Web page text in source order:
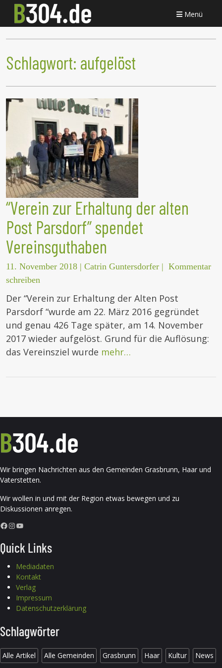
Menü
Schlagwort: aufgelöst
“Verein zur Erhaltung der alten
Post Parsdorf” spendet
Vereinsguthaben
11. November 2018 | Catrin Guntersdorfer | Kommentar
schreiben
Der “Verein zur Erhaltung der Alten Post
Parsdorf “wurde am 22. März 2016 gegründet
und genau 426 Tage später, am 14. November
2017 wieder aufgelöst. Grund für die Auflösung:
das Vereinsziel wurde mehr…
Wir bringen Nachrichten aus den Gemeinden Grasbrunn, Haar und
Vaterstetten.
Wir wollen in und mit der Region etwas bewegen und zu
Diskussionen anregen.
Facebook InstagramYouTube
Quick Links
Mediadaten
Kontakt
Verlag
Impressum
Datenschutzerklärung
Schlagwörter
Alle Artikel Alle Gemeinden Grasbrunn Haar Kultur News